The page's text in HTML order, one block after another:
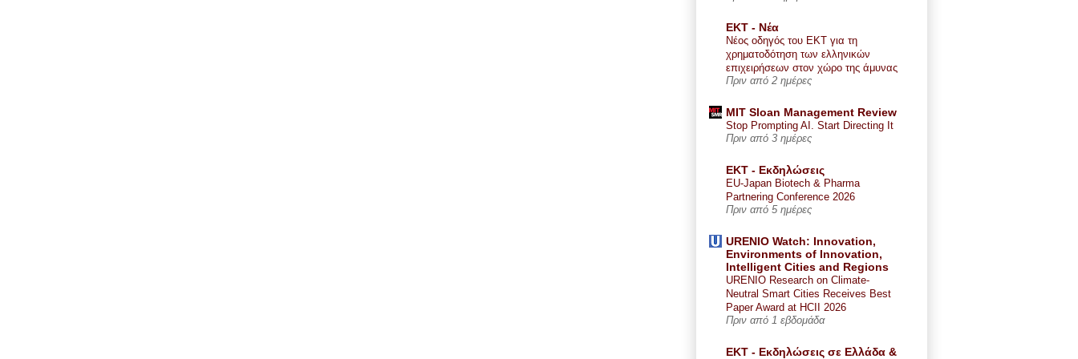
ΕΚΤ - Nέα
Νέος οδηγός του ΕΚΤ για τη
χρηματοδότηση των ελληνικών
επιχειρήσεων στον χώρο της άμυνας
Πριν από 2 ημέρες
MIT Sloan Management Review
Stop Prompting AI. Start Directing It
Πριν από 3 ημέρες
ΕΚΤ - Εκδηλώσεις
EU-Japan Biotech & Pharma
Partnering Conference 2026
Πριν από 5 ημέρες
URENIO Watch: Innovation,
Environments of Innovation,
Intelligent Cities and Regions
URENIO Research on Climate-
Neutral Smart Cities Receives Best
Paper Award at HCII 2026
Πριν από 1 εβδομάδα
ΕΚΤ - Εκδηλώσεις σε Ελλάδα &